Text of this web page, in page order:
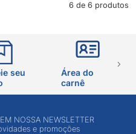
6 de 6 produtos
seu
Área do
carnê
NOSSA NEWSLETTER
e promoções